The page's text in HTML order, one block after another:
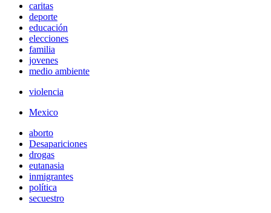
caritas
deporte
educación
elecciones
familia
jovenes
medio ambiente
violencia
Mexico
aborto
Desapariciones
drogas
eutanasia
inmigrantes
política
secuestro